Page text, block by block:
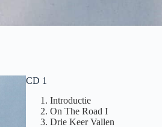
CD 1
Introductie
On The Road I
Drie Keer Vallen